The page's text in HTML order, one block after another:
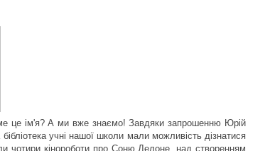
це ім'я? А ми вже знаємо! Завдяки запрошенню Юрій
учні нашої школи мали можливість дізнатися
чотири кінороботи про Соню Делоне, над створенням